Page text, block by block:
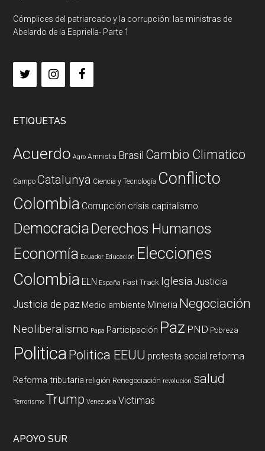
Cómplices del patriarcado y la corrupción: las ministras de
Abelardo de la Espriella- Parte 1
ETIQUETAS
Acuerdo Agro Amnistia Brasil Cambio Climatico
Campo Catalunya Ciencia y Tecnología Conflicto
Colombia Corrupción crisis capitalismo
DemocraciaDerechos Humanos
Economía Ecuador Educación Elecciones
Colombia ELN España Fast Track Iglesia Justicia
Justicia de paz Medio ambiente Mineria Negociación
Neoliberalismo Papa Participación Paz PND Pobreza
PoliticaPolitica EEUU protesta social reforma
Reforma tributaria religión Renegociación revolucion salud
Terrorismo Trump Venezuela Victimas
APOYO SUR